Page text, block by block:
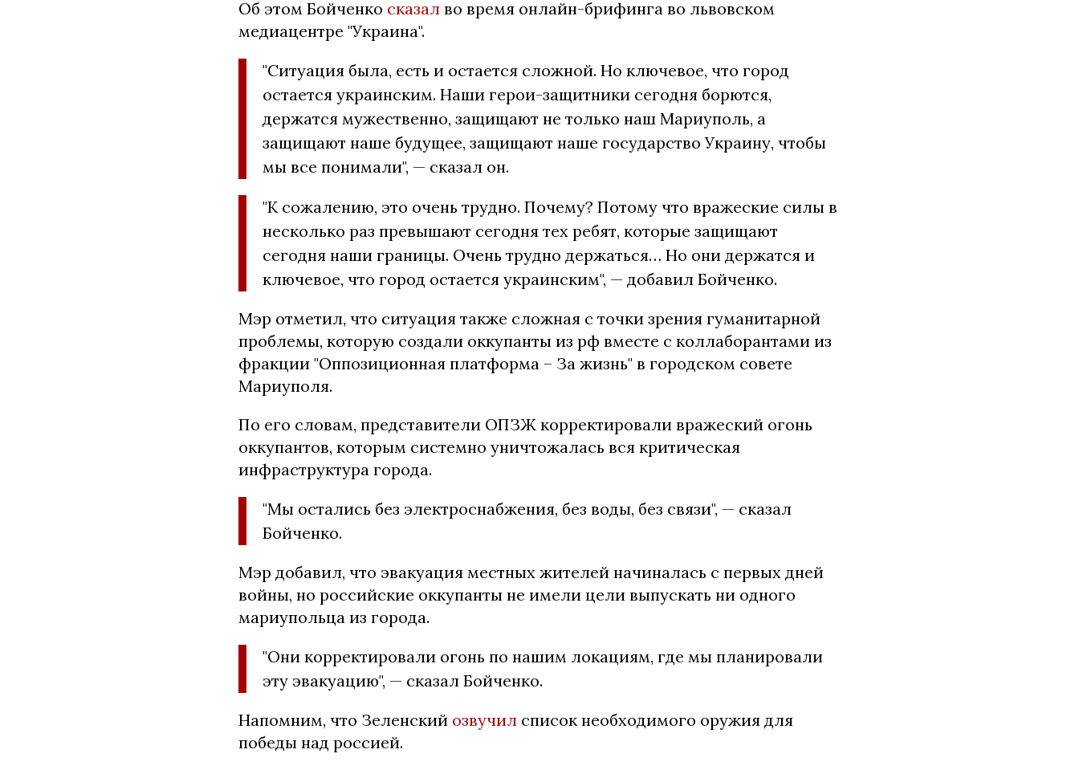
Об этом Бойченко сказал во время онлайн-брифинга во львовском
медиацентре "Украина".
"Ситуация была, есть и остается сложной. Но ключевое, что город
остается украинским. Наши герои-защитники сегодня борются,
держатся мужественно, защищают не только наш Мариуполь, а
защищают наше будущее, защищают наше государство Украину, чтобы
мы все понимали", — сказал он.
"К сожалению, это очень трудно. Почему? Потому что вражеские силы в
несколько раз превышают сегодня тех ребят, которые защищают
сегодня наши границы. Очень трудно держаться… Но они держатся и
ключевое, что город остается украинским", — добавил Бойченко.
Мэр отметил, что ситуация также сложная с точки зрения гуманитарной
проблемы, которую создали оккупанты из рф вместе с коллаборантами из
фракции "Оппозиционная платформа – За жизнь" в городском совете
Мариуполя.
По его словам, представители ОПЗЖ корректировали вражеский огонь
оккупантов, которым системно уничтожалась вся критическая
инфраструктура города.
"Мы остались без электроснабжения, без воды, без связи", — сказал
Бойченко.
Мэр добавил, что эвакуация местных жителей начиналась с первых дней
войны, но российские оккупанты не имели цели выпускать ни одного
мариупольца из города.
"Они корректировали огонь по нашим локациям, где мы планировали
эту эвакуацию", — сказал Бойченко.
Напомним, что Зеленский озвучил список необходимого оружия для
победы над россией.